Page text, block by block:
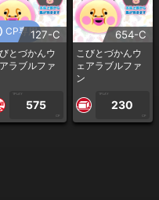
CP専用127-C
とづかんウ
ラブルファ
1PLAY
575
CP
654-C
こびとづかんウ
ェアラブルファ
ン
1PLAY
230
CP